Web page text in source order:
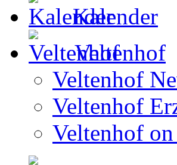
Kalender
Veltenhof
Veltenhof
Veltenhof
Veltenhof